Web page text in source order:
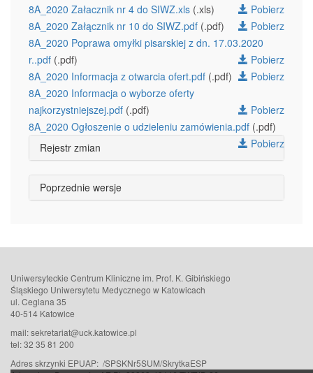
8A_2020 Załacznik nr 4 do SIWZ.xls (.xls)
Pobierz
8A_2020 Załącznik nr 10 do SIWZ.pdf (.pdf)
Pobierz
8A_2020 Poprawa omyłki pisarskiej z dn. 17.03.2020
r..pdf (.pdf)
Pobierz
8A_2020 Informacja z otwarcia ofert.pdf (.pdf)
Pobierz
8A_2020 Informacja o wyborze oferty
najkorzystniejszej.pdf (.pdf)
Pobierz
8A_2020 Ogłoszenie o udzieleniu zamówienia.pdf (.pdf)
Pobierz
Rejestr zmian
Poprzednie wersje
Uniwersyteckie Centrum Kliniczne im. Prof. K. Gibińskiego
Śląskiego Uniwersytetu Medycznego w Katowicach
ul. Ceglana 35
40-514 Katowice
mail: sekretariat@uck.katowice.pl
tel: 32 35 81 200
Adres skrzynki EPUAP: /SPSKNr5SUM/SkrytkaESP